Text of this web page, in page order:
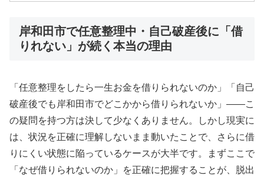
岸和田市で任意整理中・自己破産後に「借
りれない」が続く本当の理由
「任意整理をしたら一生お金を借りられないのか」「自己
破産後でも岸和田市でどこかから借りられないか」——こ
の疑問を持つ方は決して少なくありません。しかし現実に
は、状況を正確に理解しないまま動いたことで、さらに借
りにくい状態に陥っているケースが大半です。まずここで
「なぜ借りられないのか」を正確に把握することが、脱出